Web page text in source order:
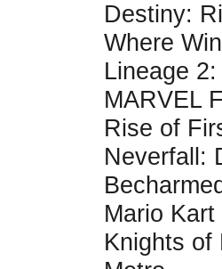
Destiny:
Where
Lineage
MARVEL
Rise of
Neverfall:
Mario Kart
Knights of